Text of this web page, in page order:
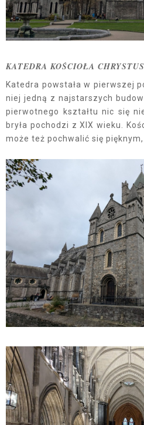
KATEDRA KOŚCIOŁA
Katedra powstała w pierwszej
niej jedną z najstarszych
pierwotnego kształtu nic się
bryła pochodzi z XIX wieku.
może też pochwalić się